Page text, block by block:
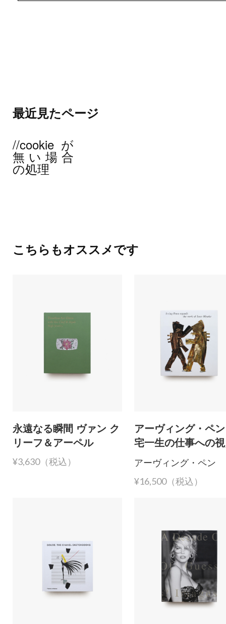
最近見たページ
//cookieが
無い場合
の処理
こちらもオススメです
永遠なる瞬間 ヴァン ク
リーフ＆アーペル
¥3,630（税込）
アーヴィング・ペ
宅一生の仕事への
アーヴィング・ペン
¥16,500（税込）